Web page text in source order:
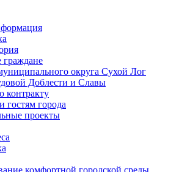
округа Сухой Лог
Доблести и Славы
контракту
гостям города
проекты
комфортной городской среды